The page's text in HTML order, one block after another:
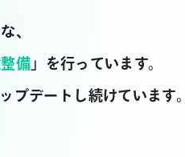
、
備 」を行っています。
プデートし続けています。